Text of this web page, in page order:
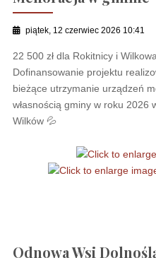
piątek, 12 czerwiec 2026 10:41
22 500 zł dla Rokitnicy i
Dofinansowanie projektu
bieżące utrzymanie urządzeń
własnością gminy w roku 2026
Wilków 💦
Odnowa Wsi